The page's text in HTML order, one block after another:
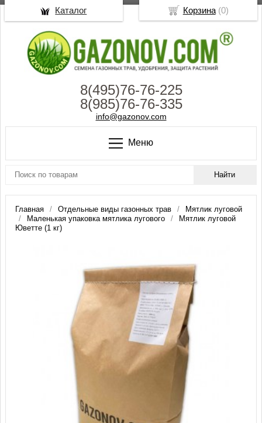
8(495)76-76-225
8(985)76-76-335
info@gazonov.com
Меню
Главная Отдельные виды газонных трав
Мятлик луговой
Маленькая упаковка мятлика лугового
Мятлик луговой
Юветте (1 кг)
Корзина(0)
Каталог